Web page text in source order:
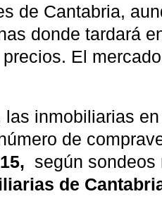
de Cantabria,
donde tardará
El
las inmobiliarias
de
según
de